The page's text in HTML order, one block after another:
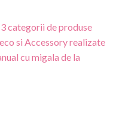
categorii de produse
si Accessory realizate
cu migala de la